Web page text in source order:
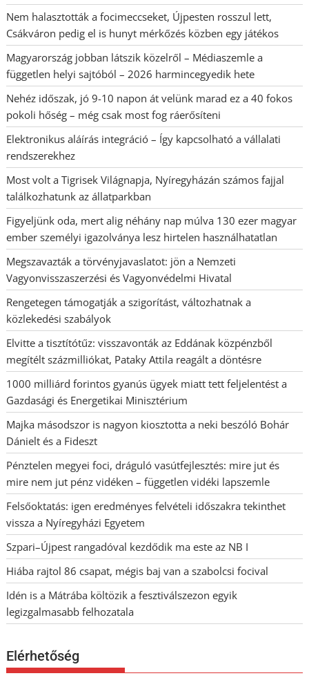
Nem halasztották a focimeccseket, Újpesten rosszul lett,
Csákváron pedig el is hunyt mérkőzés közben egy játékos
Magyarország jobban látszik közelről – Médiaszemle a
független helyi sajtóból – 2026 harmincegyedik hete
Nehéz időszak, jó 9-10 napon át velünk marad ez a 40 fokos
pokoli hőség – még csak most fog ráerősíteni
Elektronikus aláírás integráció – Így kapcsolható a vállalati
rendszerekhez
Most volt a Tigrisek Világnapja, Nyíregyházán számos fajjal
találkozhatunk az állatparkban
Figyeljünk oda, mert alig néhány nap múlva 130 ezer magyar
ember személyi igazolványa lesz hirtelen használhatatlan
Megszavazták a törvényjavaslatot: jön a Nemzeti
Vagyonvisszaszerzési és Vagyonvédelmi Hivatal
Rengetegen támogatják a szigorítást, változhatnak a
közlekedési szabályok
Elvitte a tisztítótűz: visszavonták az Eddának közpénzből
megítélt százmilliókat, Pataky Attila reagált a döntésre
1000 milliárd forintos gyanús ügyek miatt tett feljelentést a
Gazdasági és Energetikai Minisztérium
Majka másodszor is nagyon kiosztotta a neki beszóló Bohár
Dánielt és a Fideszt
Pénztelen megyei foci, dráguló vasútfejlesztés: mire jut és
mire nem jut pénz vidéken – független vidéki lapszemle
Felsőoktatás: igen eredményes felvételi időszakra tekinthet
vissza a Nyíregyházi Egyetem
Szpari–Újpest rangadóval kezdődik ma este az NB I
Hiába rajtol 86 csapat, mégis baj van a szabolcsi focival
Idén is a Mátrába költözik a fesztiválszezon egyik
legizgalmasabb felhozatala
Elérhetőség